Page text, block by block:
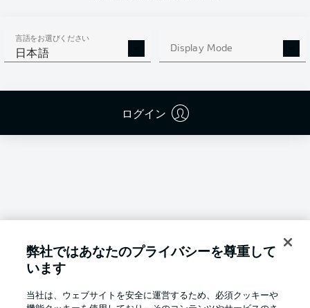
言語をお選びください
日本語 Display Mode
ログイン
弊社ではあなたのプライバシーを尊重して
います
当社は、ウェブサイトを安全に運営するため、必須クッキーや